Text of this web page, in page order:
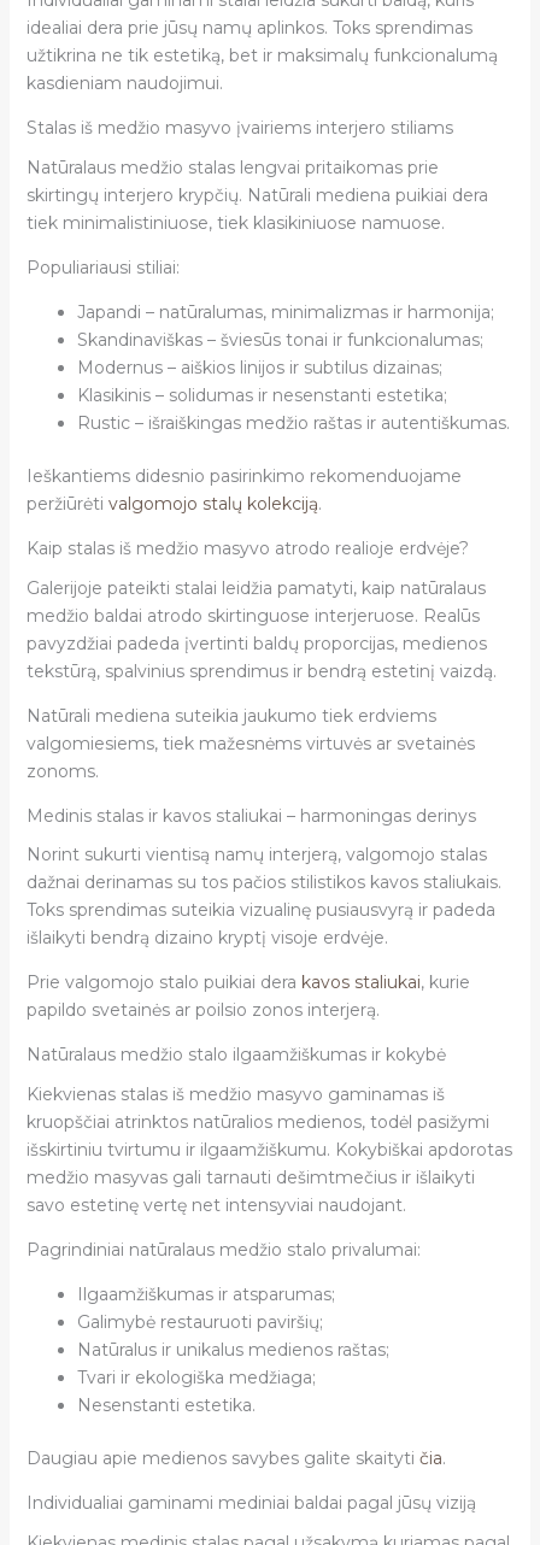
idealiai dera prie jūsų namų aplinkos. Toks sprendimas
užtikrina ne tik estetiką, bet ir maksimalų funkcionalumą
kasdieniam naudojimui.
Stalas iš medžio masyvo įvairiems interjero stiliams
Natūralaus medžio stalas lengvai pritaikomas prie
skirtingų interjero krypčių. Natūrali mediena puikiai dera
tiek minimalistiniuose, tiek klasikiniuose namuose.
Populiariausi stiliai:
Japandi – natūralumas, minimalizmas ir harmonija;
Skandinaviškas – šviesūs tonai ir funkcionalumas;
Modernus – aiškios linijos ir subtilus dizainas;
Klasikinis – solidumas ir nesenstanti estetika;
Rustic – išraiškingas medžio raštas ir autentiškumas.
Ieškantiems didesnio pasirinkimo rekomenduojame
peržiūrėti valgomojo stalų kolekciją.
Kaip stalas iš medžio masyvo atrodo realioje erdvėje?
Galerijoje pateikti stalai leidžia pamatyti, kaip natūralaus
medžio baldai atrodo skirtinguose interjeruose. Realūs
pavyzdžiai padeda įvertinti baldų proporcijas, medienos
tekstūrą, spalvinius sprendimus ir bendrą estetinį vaizdą.
Natūrali mediena suteikia jaukumo tiek erdviems
valgomiesiems, tiek mažesnėms virtuvės ar svetainės
zonoms.
Medinis stalas ir kavos staliukai – harmoningas derinys
Norint sukurti vientisą namų interjerą, valgomojo stalas
dažnai derinamas su tos pačios stilistikos kavos staliukais.
Toks sprendimas suteikia vizualinę pusiausvyrą ir padeda
išlaikyti bendrą dizaino kryptį visoje erdvėje.
Prie valgomojo stalo puikiai dera kavos staliukai, kurie
papildo svetainės ar poilsio zonos interjerą.
Natūralaus medžio stalo ilgaamžiškumas ir kokybė
Kiekvienas stalas iš medžio masyvo gaminamas iš
kruopščiai atrinktos natūralios medienos, todėl pasižymi
išskirtiniu tvirtumu ir ilgaamžiškumu. Kokybiškai apdorotas
medžio masyvas gali tarnauti dešimtmečius ir išlaikyti
savo estetinę vertę net intensyviai naudojant.
Pagrindiniai natūralaus medžio stalo privalumai:
Ilgaamžiškumas ir atsparumas;
Galimybė restauruoti paviršių;
Natūralus ir unikalus medienos raštas;
Tvari ir ekologiška medžiaga;
Nesenstanti estetika.
Daugiau apie medienos savybes galite skaityti čia.
Individualiai gaminami mediniai baldai pagal jūsų viziją